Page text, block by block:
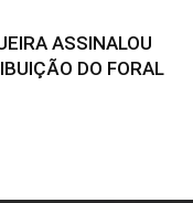
ASSINALOU
DO FORAL